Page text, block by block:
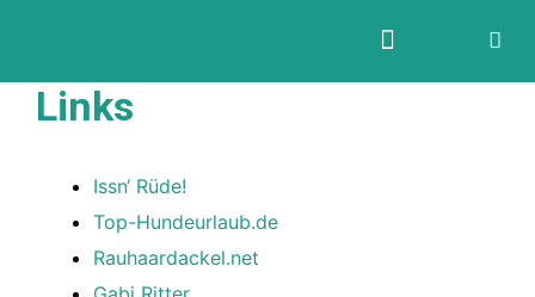
Links
Issn‘ Rüde!
Top-Hundeurlaub.de
Rauhaardackel.net